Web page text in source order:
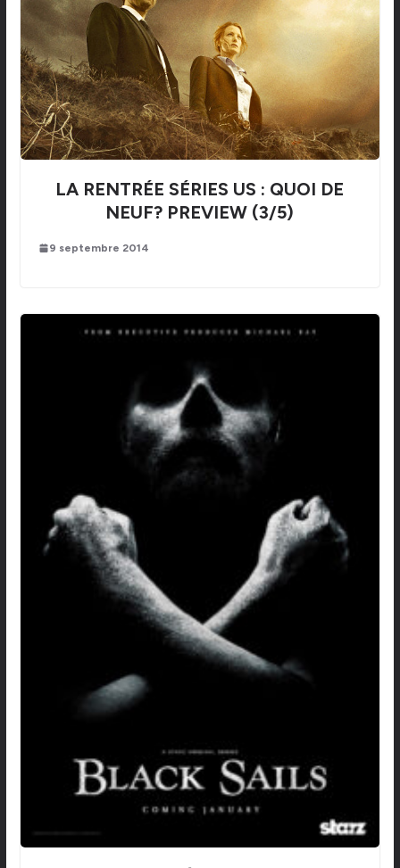
LA RENTRÉE SÉRIES US : QUOI DE
NEUF? PREVIEW (3/5)
9 septembre 2014